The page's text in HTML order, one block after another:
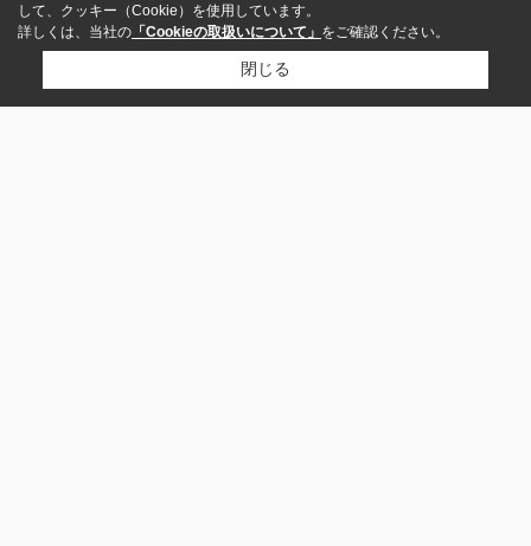
して、クッキー（Cookie）を使用しています。
詳しくは、当社の 「Cookieの取扱いについて」 をご確認ください。
閉じる